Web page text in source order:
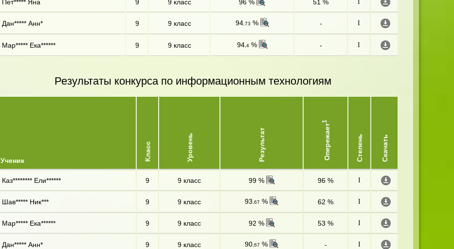
Пет***** Яна 9 9 класс 96 % 51 % I
Дан***** Анн* 9 9 класс 94,73 % - I
Мар***** Ека****** 9 9 класс 94,4% - I
Результаты конкурса по информационным технологиям
Ученик Класс Уровень Результат Опережает
1
Степень Скачать
Каз******** Ели****** 9 9 класс 99 % 96 % I
Шав***** Ник*** 9 9 класс 93 ,67 % 62 % I
Мар***** Ека****** 9 9 класс 92 % 53 % I
Дан***** Анн* 9 9 класс 90 ,67 % - I